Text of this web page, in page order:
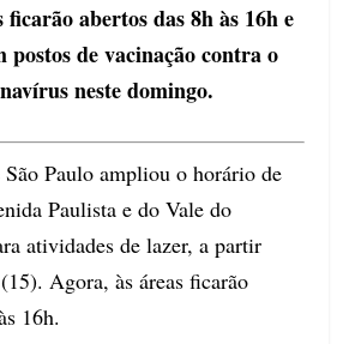
ficarão abertos das 8h às 16h e
postos de vacinação contra o
neste domingo.
Paulo ampliou o horário de
Paulista e do Vale do
atividades de lazer, a partir
Agora, às áreas ficarão
16h.